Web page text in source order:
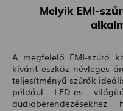
Melyik EMI-
A megfelelő EMI-szűrő
kívánt eszköz névleges
teljesítményű szűrők
például LED-es